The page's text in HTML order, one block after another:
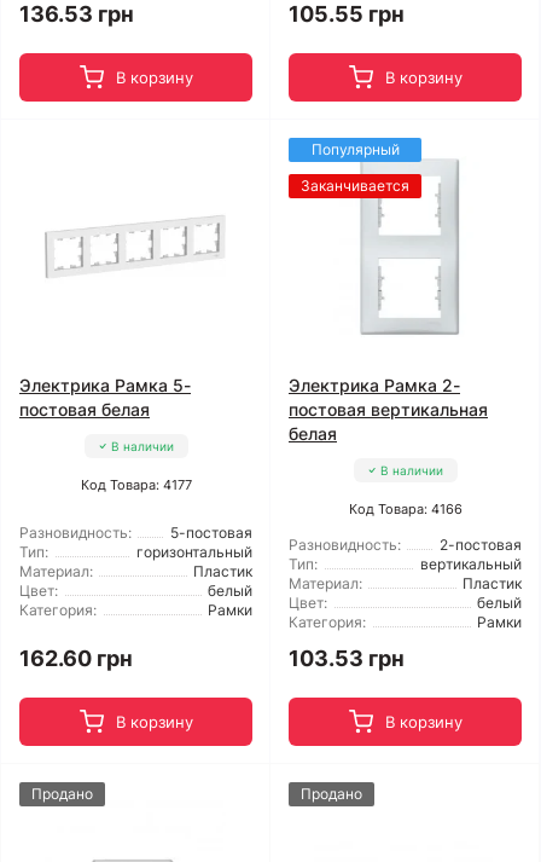
136.53 грн
В корзину
105.55 грн
В корзину
Электрика Рамка 5-
постовая белая
В наличии
Код Товара: 4177
Разновидность:
5-постовая
Тип:
горизонтальный
Материал:
Пластик
Цвет:
белый
Категория:
Рамки
162.60 грн
В корзину
Популярный
Заканчивается
Электрика Рамка 2-
постовая вертикальная
белая
В наличии
Код Товара: 4166
Разновидность:
2-постовая
Тип:
вертикальный
Материал:
Пластик
Цвет:
белый
Категория:
Рамки
103.53 грн
В корзину
Продано Продано